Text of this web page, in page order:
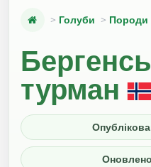
Голуби Породи
турман